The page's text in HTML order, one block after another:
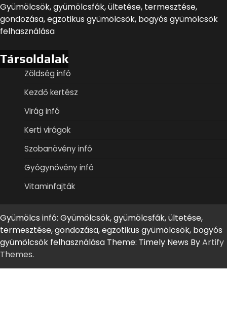
Gyümölcsök, gyümölcsfák, ültetése, termesztése,
gondozása, egzotikus gyümölcsök, bogyós gyümölcsök
felhasználása
Társoldalak
Zöldség infó
Kezdő kertész
Virág infó
Kerti virágok
Szobanövény infó
Gyógynövény infó
Vitaminfajták
Gyümölcs infó: Gyümölcsök, gyümölcsfák, ültetése,
termesztése, gondozása, egzotikus gyümölcsök, bogyós
gyümölcsök felhasználása Theme: Timely News ByArtify
Themes.